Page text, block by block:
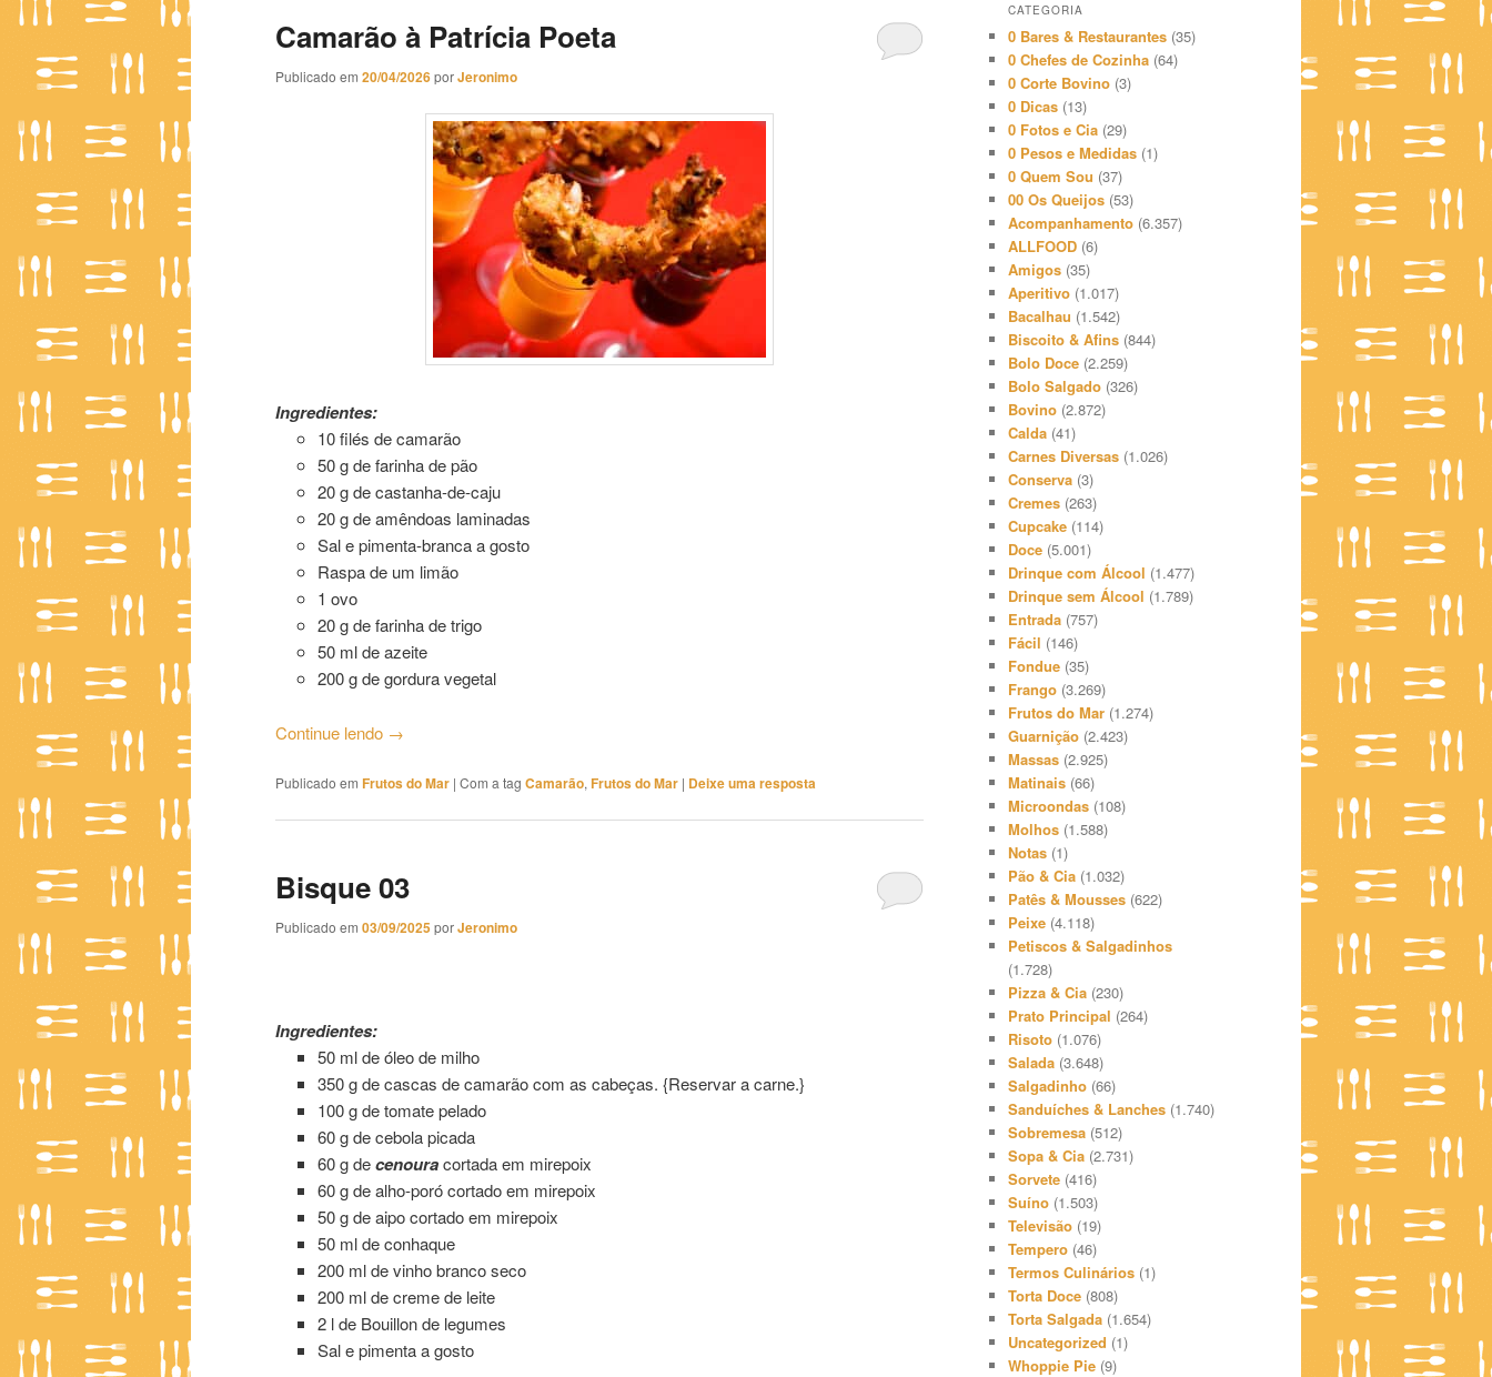
Camarão à Patrícia Poeta
Publicado em 20/04/2026porJeronimo
Ingredientes:
10 filés de camarão
50 g de farinha de pão
20 g de castanha-de-caju
20 g de amêndoas laminadas
Sal e pimenta-branca a gosto
Raspa de um limão
1 ovo
20 g de farinha de trigo
50 ml de azeite
200 g de gordura vegetal
Continue lendo →
Publicado em Frutos do Mar | Com a tag Camarão, Frutos do Mar | Deixe uma resposta
Bisque 03
Publicado em 03/09/2025porJeronimo
Ingredientes:
50 ml de óleo de milho
350 g de cascas de camarão com as cabeças. {Reservar a carne.}
100 g de tomate pelado
60 g de cebola picada
60 g decenouracortada em mirepoix
60 g de alho-poró cortado em mirepoix
50 g de aipo cortado em mirepoix
50 ml de conhaque
200 ml de vinho branco seco
200 ml de creme de leite
2 l de Bouillon de legumes
Sal e pimenta a gosto
CATEGORIA
0 Bares & Restaurantes (35)
0 Chefes de Cozinha (64)
0 Corte Bovino (3)
0 Dicas (13)
0 Fotos e Cia (29)
0 Pesos e Medidas (1)
0 Quem Sou (37)
00 Os Queijos (53)
Acompanhamento (6.357)
ALLFOOD (6)
Amigos (35)
Aperitivo (1.017)
Bacalhau (1.542)
Biscoito & Afins (844)
Bolo Doce (2.259)
Bolo Salgado (326)
Bovino (2.872)
Calda (41)
Carnes Diversas (1.026)
Conserva (3)
Cremes (263)
Cupcake (114)
Doce (5.001)
Drinque com Álcool (1.477)
Drinque sem Álcool (1.789)
Entrada (757)
Fácil (146)
Fondue (35)
Frango (3.269)
Frutos do Mar (1.274)
Guarnição (2.423)
Massas (2.925)
Matinais (66)
Microondas (108)
Molhos (1.588)
Notas (1)
Pão & Cia (1.032)
Patês & Mousses (622)
Peixe (4.118)
Petiscos & Salgadinhos
(1.728)
Pizza & Cia (230)
Prato Principal (264)
Risoto (1.076)
Salada (3.648)
Salgadinho (66)
Sanduíches & Lanches (1.740)
Sobremesa (512)
Sopa & Cia (2.731)
Sorvete (416)
Suíno (1.503)
Televisão (19)
Tempero (46)
Termos Culinários (1)
Torta Doce (808)
Torta Salgada (1.654)
Uncategorized (1)
Whoppie Pie (9)